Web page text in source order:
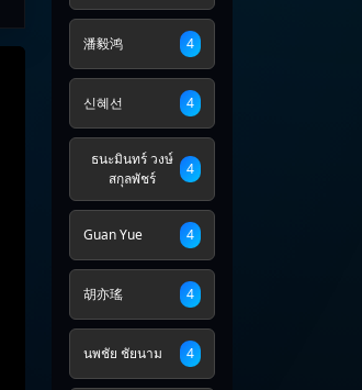
潘毅鸿 4
신혜선 4
ธนะมินทร์ วงษ์
สกุลพัชร์
4
Guan Yue 4
胡亦瑤 4
นพชัย ชัยนาม 4